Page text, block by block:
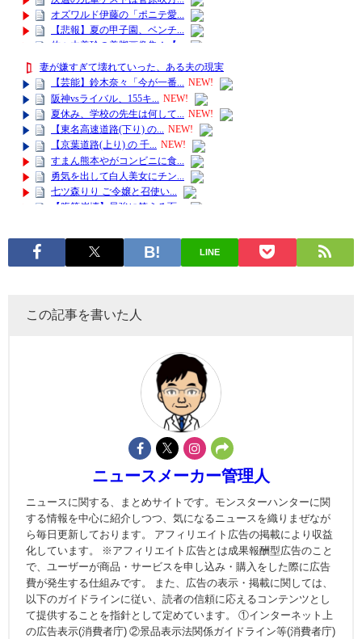
LINE
この記事を書いた人
ニュースメーカー管理人
ニュースに関する、まとめサイトです。モンスターハンターに関
する情報を中心に紹介しつつ、気になるニュースを織りまぜなが
ら毎日更新しております。 アフィリエイト広告の掲載により収益
化しています。 ※アフィリエイト広告とは成果報酬型広告のこと
で、ユーザーが商品・サービスを申し込み・購入をした際に広告
費が発生する仕組みです。 また、広告の表示・掲載に関しては、
以下のガイドラインに従い、読者の信頼に応えるコンテンツとし
て提供することを指針として定めています。 ①インターネット上
の広告表示(消費者庁) ②景品表示法関係ガイドライン等(消費者庁)